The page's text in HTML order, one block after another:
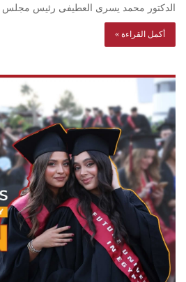
الدكتور محمد يسرى العطيفى رئيس
أكمل القراءة »